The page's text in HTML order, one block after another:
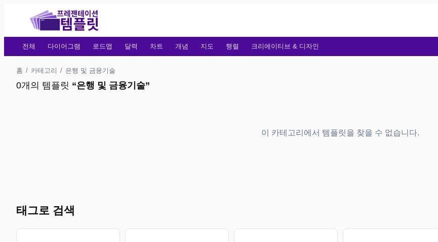
전체 다이어그램 로드맵 달력 차트 개념 지도 행렬 크리에이티브 & 디자인
홈 / 카테고리 / 은행 및 금융기술
0개의 템플릿 “은행 및 금융기술”
이 카테고리에서 템플릿을 찾을 수 없습니다.
태그로 검색